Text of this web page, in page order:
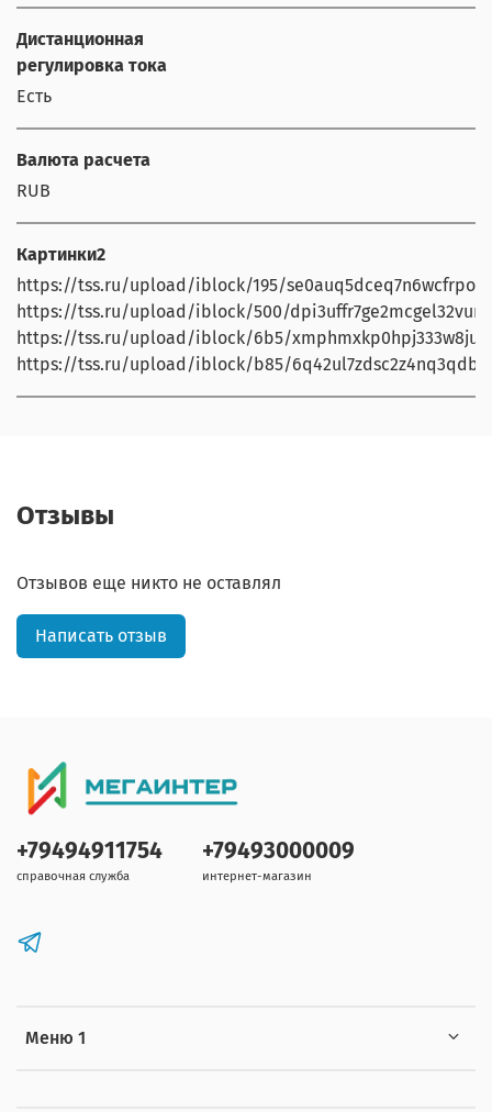
Дистанционная
регулировка тока
Есть
Валюта расчета
RUB
Картинки2
https://tss.ru/upload/iblock/195/
https://tss.ru/upload/iblock/500/
https://tss.ru/upload/iblock/6b5/
https://tss.ru/upload/iblock/b85/
Отзывы
Отзывов еще никто не оставлял
Написать отзыв
Меню 1
+79494911754
справочная служба
+79493000009
интернет-магазин